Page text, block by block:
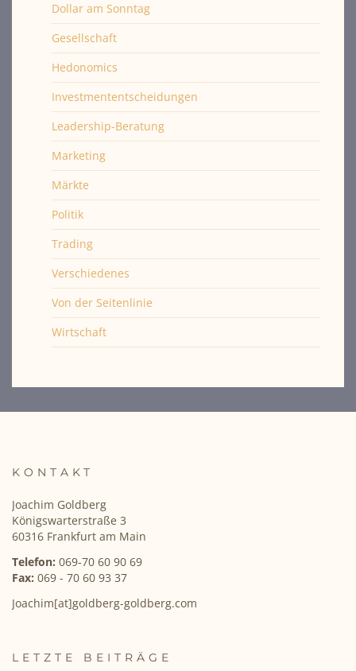
Dollar am Sonntag
Gesellschaft
Hedonomics
Investmententscheidungen
Leadership-Beratung
Marketing
Märkte
Politik
Trading
Verschiedenes
Von der Seitenlinie
Wirtschaft
KONTAKT
Joachim Goldberg
Königswarterstraße 3
60316 Frankfurt am Main
Telefon: 069-70 60 90 69
Fax: 069 - 70 60 93 37
Joachim[at]goldberg-goldberg.com
LETZTE BEITRÄGE